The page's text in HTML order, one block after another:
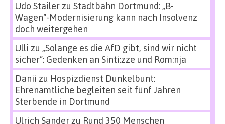
Udo Stailerzu Stadtbahn Dortmund: „B-
Wagen“-Modernisierung kann nach Insolvenz
doch weitergehen
Ulli zu „Solange es die AfD gibt, sind wir nicht
sicher“: Gedenken an Sinti:zze und Rom:nja
Danii zu Hospizdienst Dunkelbunt:
Ehrenamtliche begleiten seit fünf Jahren
Sterbende in Dortmund
Ulrich Sanderzu Rund 350 Menschen